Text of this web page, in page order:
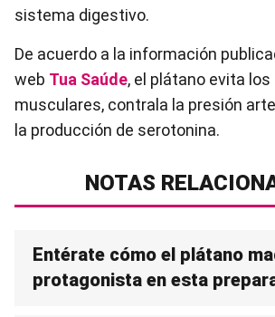
sistema digestivo.
De acuerdo a la información
web Tua Saúde, el plátano evita
musculares, contrala la presión
la producción de serotonina.
NOTAS
Entérate cómo el plátano
protagonista en esta